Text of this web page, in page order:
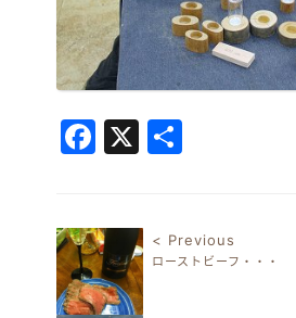
Facebook
X
投稿ナビゲーション
< Previous
ローストビーフ・・・